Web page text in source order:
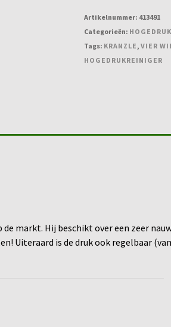
Artikelnummer: 413491
Categorieën:
Tags: KRANZLE, VIER
HOGEDRUKREINIGER
markt. Hij beschikt over een zeer
Uiteraard is de druk ook regelbaar